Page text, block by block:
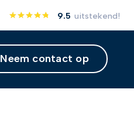
9.5 uitstekend!
Neem contact op